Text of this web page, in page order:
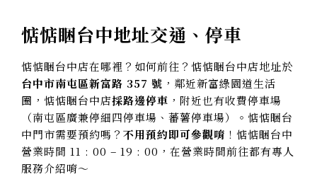
惦惦睏台中地址交通、停車
惦惦睏台中店在哪裡？如何前往？惦惦睏台中店地址於
台中市南屯區新富路 357 號 ，鄰近新富綠園道生活
圈，惦惦睏台中店採路邊停車 ，附近也有收費停車場
（南屯區廣兼停細四停車場、蕃薯停車場）。惦惦睏台
中門市需要預約嗎？ 不用預約即可參觀唷 ！惦惦睏台中
營業時間 11 : 00 – 19 : 00，在營業時間前往都有專人
服務介紹唷～